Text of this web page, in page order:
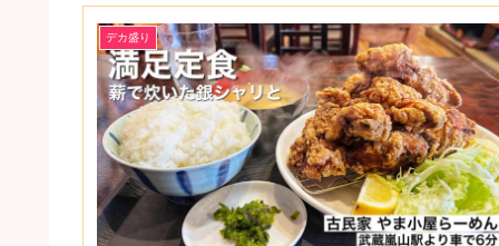
デカ盛り